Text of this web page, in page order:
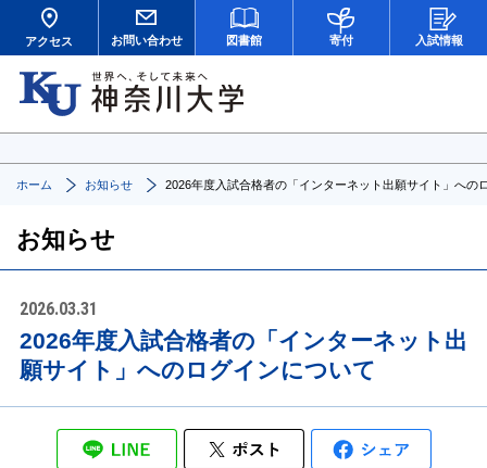
アクセス お問い合わせ 図書館 寄付 入試情報
ホーム お知らせ 2026年度入試合格者の「インターネット出願サイト」への
お知らせ
2026.03.31
2026年度入試合格者の「インターネット出
願サイト」へのログインについて